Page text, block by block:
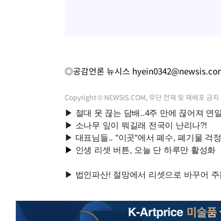
◎공감언론 뉴시스
Copyright © NEWSIS.COM, 무단 전재 및 재배포 금지